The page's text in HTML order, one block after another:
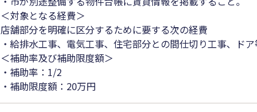
＜対象となる経費＞
店舗部分を明確に区分するために要する次の経費
・給排水工事、電気工事、住宅部分との間仕切り工事、ド
＜補助率及び補助限度額＞
・補助率：1/2
・補助限度額：20万円